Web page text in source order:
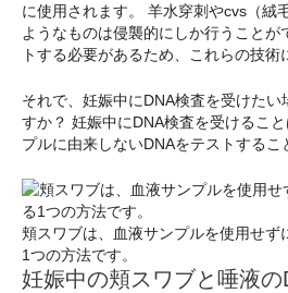
に使用されます。 羊水穿刺やcvs（絨
ようなものは侵襲的にしか行うことが
トする必要があるため、これらの技術
それで、妊娠中にDNA検査を受けたい
すか？ 妊娠中にDNA検査を受けるこ
プルに由来しないDNAをテストするこ
頬スワブは、血液サンプルを使用せず
1つの方法です。
妊娠中の頬スワブと唾液の